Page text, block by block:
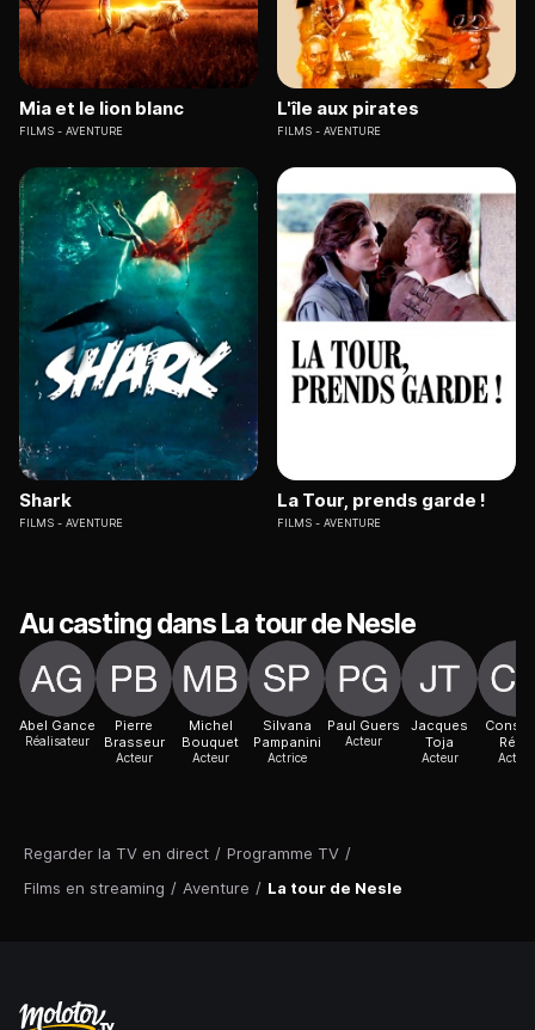
Regarder la TV en direct / Programme TV /
Films en streaming / Aventure / La tour de Nesle
Mia et le lion blanc
FILMS AVENTURE
L'île aux pirates
FILMS AVENTURE
Shark
FILMS AVENTURE
La Tour, prends garde !
FILMS AVENTURE
Au casting dans La tour de Nesle
Abel Gance
Réalisateur
Pierre
Brasseur
Acteur
Michel
Bouquet
Acteur
Silvana
Pampanini
Actrice
Paul Guers
Acteur
Jacques
Toja
Acteur
Rémy
Acteur